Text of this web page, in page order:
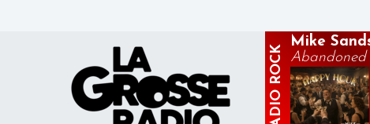
RADIO
ROCK
Mike
Abandoned